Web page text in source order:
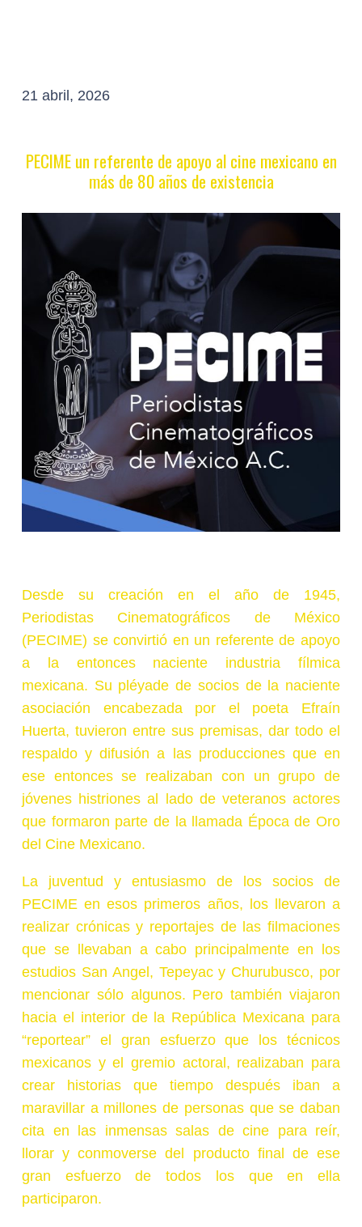
21 abril, 2026
PECIME un referente de apoyo al cine mexicano en
más de 80 años de existencia
Desde su creación en el año de 1945,
Periodistas Cinematográficos de México
(PECIME) se convirtió en un referente de apoyo
a la entonces naciente industria fílmica
mexicana. Su pléyade de socios de la naciente
asociación encabezada por el poeta Efraín
Huerta, tuvieron entre sus premisas, dar todo el
respaldo y difusión a las producciones que en
ese entonces se realizaban con un grupo de
jóvenes histriones al lado de veteranos actores
que formaron parte de la llamada Época de Oro
del Cine Mexicano.
La juventud y entusiasmo de los socios de
PECIME en esos primeros años, los llevaron a
realizar crónicas y reportajes de las filmaciones
que se llevaban a cabo principalmente en los
estudios San Angel, Tepeyac y Churubusco, por
mencionar sólo algunos. Pero también viajaron
hacia el interior de la República Mexicana para
“reportear” el gran esfuerzo que los técnicos
mexicanos y el gremio actoral, realizaban para
crear historias que tiempo después iban a
maravillar a millones de personas que se daban
cita en las inmensas salas de cine para reír,
llorar y conmoverse del producto final de ese
gran esfuerzo de todos los que en ella
participaron.